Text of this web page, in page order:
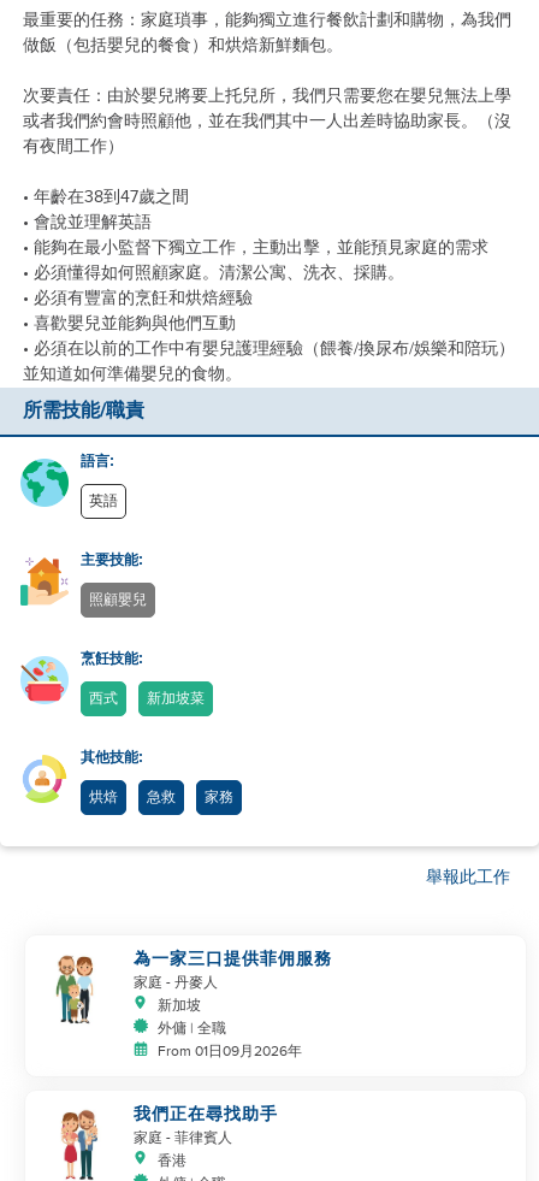
最重要的任務：家庭瑣事，能夠獨立進行餐飲計劃和購物，為我們
做飯（包括嬰兒的餐食）和烘焙新鮮麵包。
次要責任：由於嬰兒將要上托兒所，我們只需要您在嬰兒無法上學
或者我們約會時照顧他，並在我們其中一人出差時協助家長。（沒
有夜間工作）
• 年齡在38到47歲之間
• 會說並理解英語
• 能夠在最小監督下獨立工作，主動出擊，並能預見家庭的需求
• 必須懂得如何照顧家庭。清潔公寓、洗衣、採購。
• 必須有豐富的烹飪和烘焙經驗
• 喜歡嬰兒並能夠與他們互動
• 必須在以前的工作中有嬰兒護理經驗（餵養/換尿布/娛樂和陪玩）
並知道如何準備嬰兒的食物。
所需技能/職責
語言:
英語
主要技能:
照顧嬰兒
烹飪技能:
西式 新加坡菜
其他技能:
烘焙 急救 家務
舉報此工作
為一家三口提供菲佣服務
家庭 - 丹麥人
新加坡
外傭 | 全職
From 01日09月2026年
我們正在尋找助手
家庭 - 菲律賓人
香港